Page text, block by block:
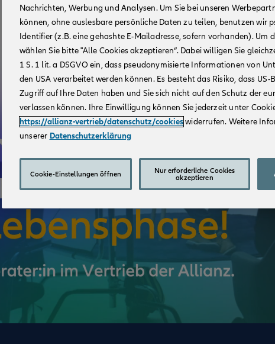
Nachrichten, Werbung und Analysen. Um Sie bei unseren
können, ohne auslesbare persönliche Daten zu teilen, benutzen wir
Identifier (z.B. eine gehashte E-Mailadresse, sofern vorhanden). Um
wählen Sie bitte "Alle Cookies akzeptieren“. Dabei willigen Sie
1 S. 1 lit. a DSGVO ein, dass pseudonymisierte Informationen von
den USA verarbeitet werden können. Es besteht das Risiko, dass US-
Zugriff auf Ihre Daten haben und Sie sich nicht auf den Schutz der
verlassen können. Ihre Einwilligung können Sie jederzeit unter
https://allianz-vertrieb/datenschutz/cookieswiderrufen. Weitere
unserer Datenschutzerklärung
Cookie-Einstellungen öffnen
Nur erforderliche Cookies
akzeptieren